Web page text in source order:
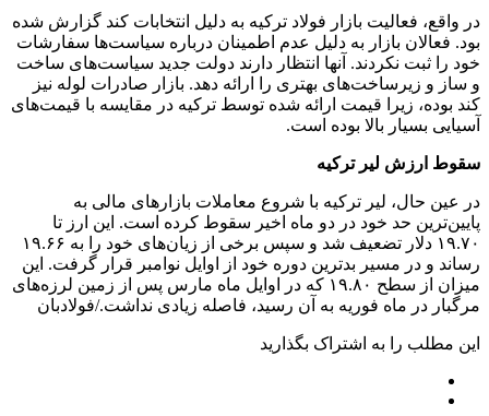
در واقع، فعالیت بازار فولاد ترکیه به دلیل انتخابات کند گزارش شده
بود. فعالان بازار به دلیل عدم اطمینان درباره سیاست‌ها سفارشات
خود را ثبت نکردند. آنها انتظار دارند دولت جدید سیاست‌های ساخت
و ساز و زیرساخت‌های بهتری را ارائه دهد. بازار صادرات لوله نیز
کند بوده، زیرا قیمت ارائه شده توسط ترکیه در مقایسه با قیمت‌های
آسیایی بسیار بالا بوده است.
سقوط ارزش لیر ترکیه
در عین حال، لیر ترکیه با شروع معاملات بازارهای مالی به
پایین‌ترین حد خود در دو ماه اخیر سقوط کرده است. این ارز تا
۱۹.۷۰ دلار تضعیف شد و سپس برخی از زیان‌های خود را به ۱۹.۶۶
رساند و در مسیر بدترین دوره خود از اوایل نوامبر قرار گرفت. این
میزان از سطح ۱۹.۸۰ که در اوایل ماه مارس پس از زمین لرزه‌های
مرگبار در ماه فوریه به آن رسید، فاصله زیادی نداشت./فولادبان
این مطلب را به اشتراک بگذارید